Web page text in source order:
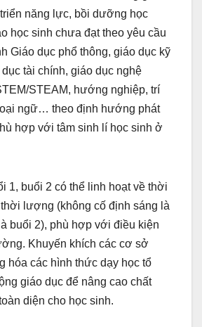
năng lực, bồi dưỡng học
học sinh chưa đạt theo yêu cầu
Giáo dục phổ thông, giáo dục kỹ
tài chính, giáo dục nghệ
STEAM, hướng nghiệp, trí
ngữ… theo định hướng phát
hợp với tâm sinh lí học sinh ở
1, buổi 2 có thể linh hoạt về thời
lượng (không cố định sáng là
buổi 2), phù hợp với điều kiện
Khuyến khích các cơ sở
hóa các hình thức dạy học tổ
giáo dục để nâng cao chất
diện cho học sinh.